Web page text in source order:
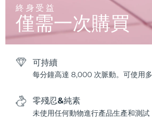
終身受益
僅需一次購買
可持續
每分鐘高達 8,000 次脈動。可使用多
零殘忍&純素
未使用任何動物進行產品生產和測試